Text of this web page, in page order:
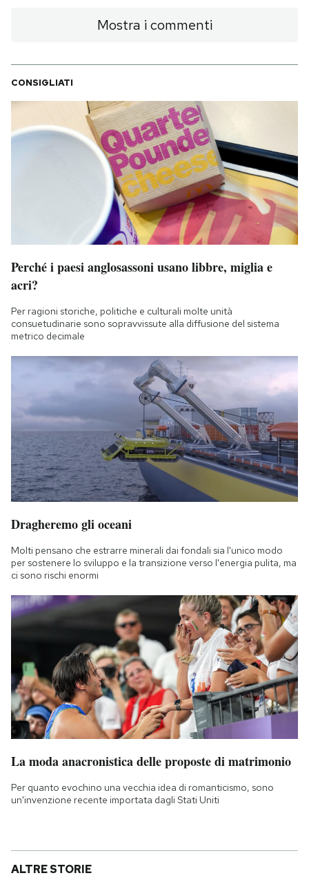
Mostra i commenti
CONSIGLIATI
Perché i paesi anglosassoni usano libbre, miglia e
acri?
Per ragioni storiche, politiche e culturali molte unità
consuetudinarie sono sopravvissute alla diffusione del sistema
metrico decimale
Dragheremo gli oceani
Molti pensano che estrarre minerali dai fondali sia l'unico modo
per sostenere lo sviluppo e la transizione verso l'energia pulita, ma
ci sono rischi enormi
La moda anacronistica delle proposte di matrimonio
Per quanto evochino una vecchia idea di romanticismo, sono
un'invenzione recente importata dagli Stati Uniti
ALTRE STORIE